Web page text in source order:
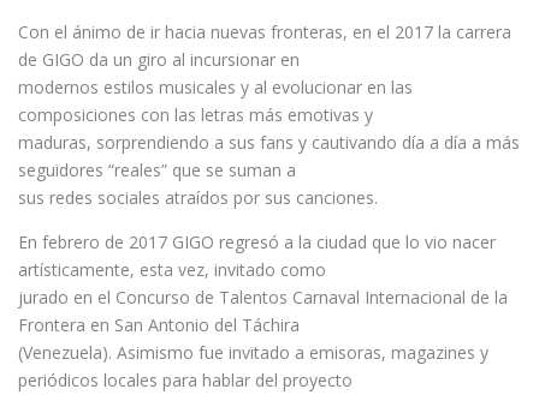
Con el ánimo de ir hacia nuevas fronteras, en el 2017 la carrera
de GIGO da un giro al incursionar en
modernos estilos musicales y al evolucionar en las
composiciones con las letras más emotivas y
maduras, sorprendiendo a sus fans y cautivando día a día a más
seguidores “reales” que se suman a
sus redes sociales atraídos por sus canciones.
En febrero de 2017 GIGO regresó a la ciudad que lo vio nacer
artísticamente, esta vez, invitado como
jurado en el Concurso de Talentos Carnaval Internacional de la
Frontera en San Antonio del Táchira
(Venezuela). Asimismo fue invitado a emisoras, magazines y
periódicos locales para hablar del proyecto